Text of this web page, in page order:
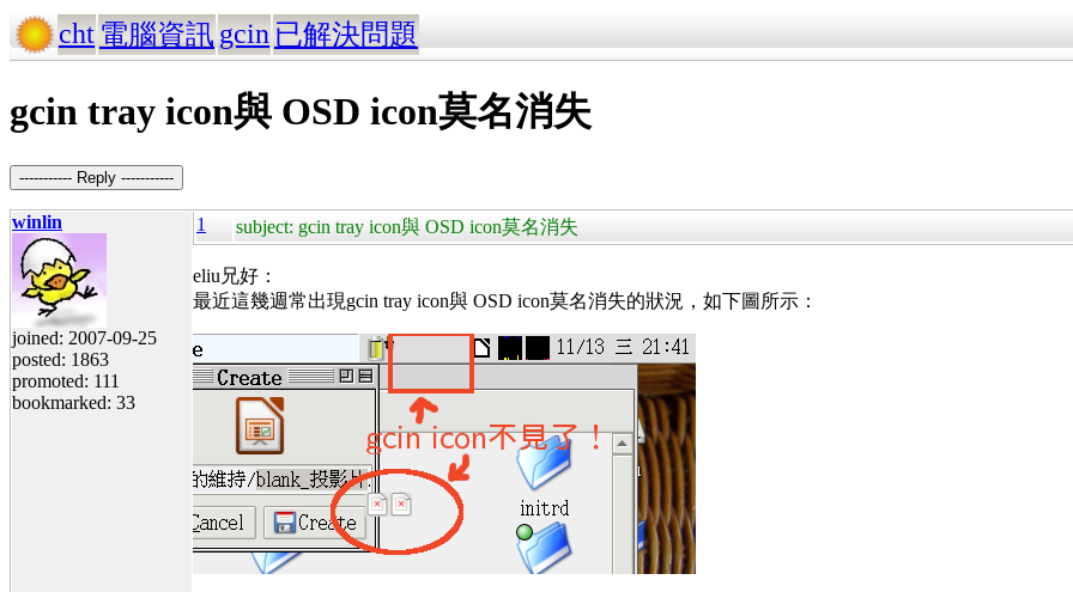
cht 電腦資訊 gcin 已解決問題
gcin tray icon與 OSD icon莫名消失
----------- Reply -----------
winlin
joined: 2007-09-25
posted: 1863
promoted: 111
bookmarked: 33
1 subject: gcin tray icon與 OSD icon莫名消失
eliu兄好：
最近這幾週常出現gcin tray icon與 OSD icon莫名消失的狀況，如下圖所示：